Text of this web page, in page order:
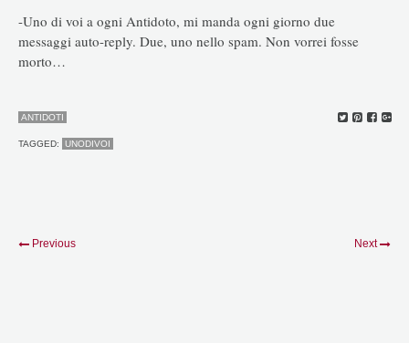
-Uno di voi a ogni Antidoto, mi manda ogni giorno due
messaggi auto-reply. Due, uno nello spam. Non vorrei fosse
morto…
ANTIDOTI
TAGGED: UNODIVOI
Previous Next